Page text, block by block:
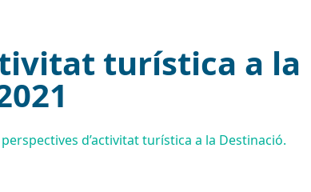
turística a
d’activitat turística a la Destinació.